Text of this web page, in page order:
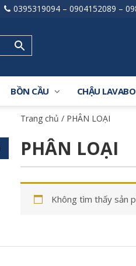
0395319094 – 0904152089 –
BỒN CẦU CHẬU LAVABO
Trang chủ / PHÂN LOẠI
PHÂN LOẠI
Không tìm thấy sản